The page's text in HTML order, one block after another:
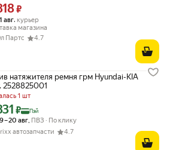
2818 ₽ вместо
₽
авг, курьер
магазина
Партс
4.7
натяжителя ремня грм Hyundai-KIA
2528825001
1 шт
с картой Яндекс Пэй 2831 ₽ вместо
₽ Пэй
– 20 авг, ПВЗ
По клику
автозапчасти
4.7